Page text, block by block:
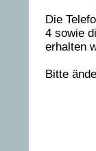
Die
4 sowie
erhalten
Bitte